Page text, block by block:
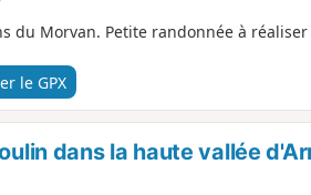
du Morvan. Petite randonnée à
le GPX
dans la haute vallée